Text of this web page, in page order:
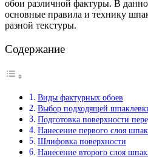
обои различной фактуры. В
основные правила и технику
разной текстуры.
Содержание
Виды фактурных обоев
Выбор подходящей
Подготовка поверхности
Нанесение первого слоя
Шлифовка поверхности
Нанесение второго слоя